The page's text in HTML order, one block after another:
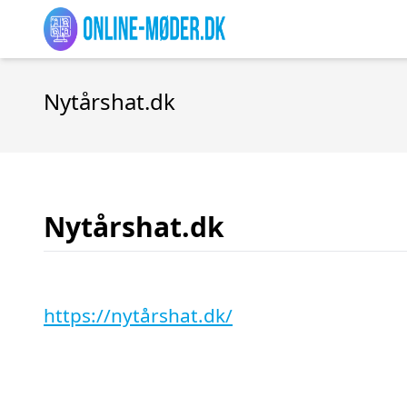
Nytårshat.dk
Nytårshat.dk
https://nytårshat.dk/